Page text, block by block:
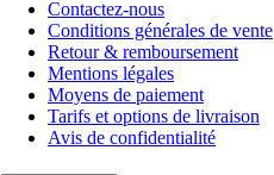
Contactez-nous
Conditions générales de vente
Retour & remboursement
Mentions légales
Moyens de paiement
Tarifs et options de livraison
Avis de confidentialité